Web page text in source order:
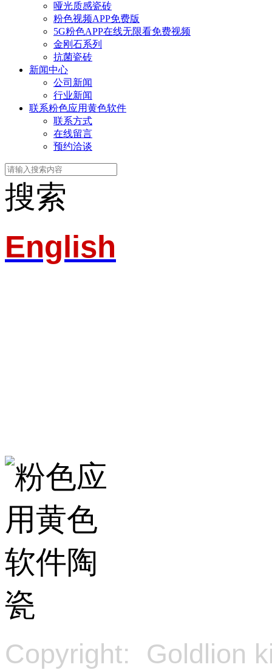
哑光质感瓷砖
粉色视频APP免费版
5G粉色APP在线无限看免费视频
金刚石系列
抗菌瓷砖
新闻中心
公司新闻
行业新闻
联系粉色应用黄色软件
联系方式
在线留言
预约洽谈
搜索
English
Copyright: